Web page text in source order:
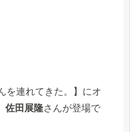
を連れてきた。】にオ
佐田展隆さんが登場で